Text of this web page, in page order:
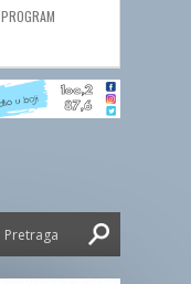
PROGRAM